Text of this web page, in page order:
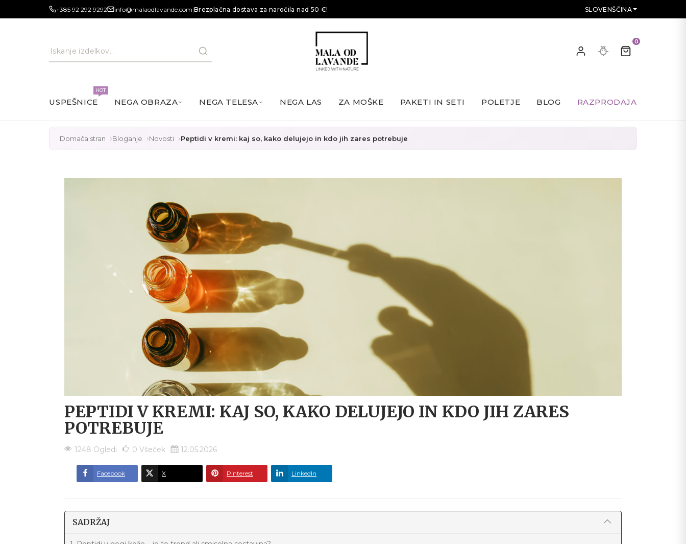
+385 92 292 9292 info@malaodlavande.com|Brezplačna dostava za naročila nad 50 €! SLOVENŠČINA
0
USPEŠNICE
HOT
NEGA OBRAZA NEGA TELESA NEGA LAS ZA MOŠKE PAKETI IN SETI POLETJE BLOG RAZPRODAJA
Domača stran Bloganje Novosti Peptidi v kremi: kaj so, kako delujejo in kdo jih zares potrebuje
PEPTIDI V KREMI: KAJ SO, KAKO DELUJEJO IN KDO JIH ZARES
POTREBUJE
1248 Ogledi 0 Všeček 12.05.2026
Facebook X Pinterest LinkedIn
SADRŽAJ